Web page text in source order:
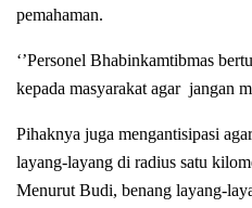
pemahaman.
‘’Personel Bhabinkamtibmas
kepada masyarakat agar jangan
Pihaknya juga mengantisipasi
layang-layang di radius satu
Menurut Budi, benang layang-